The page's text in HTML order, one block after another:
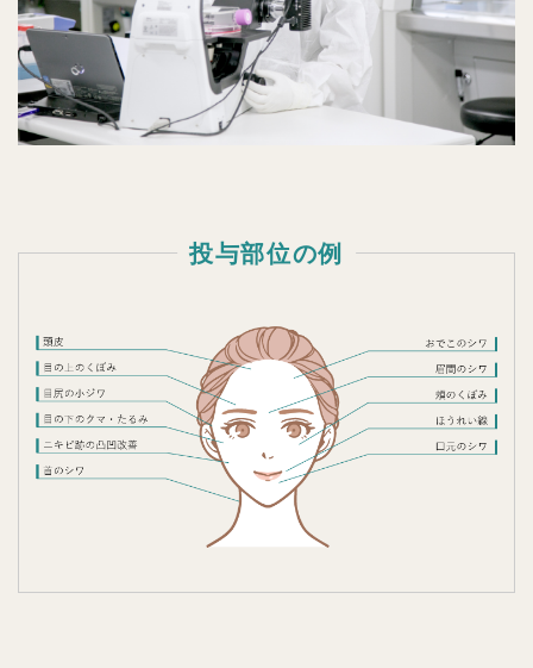
投与部位の例